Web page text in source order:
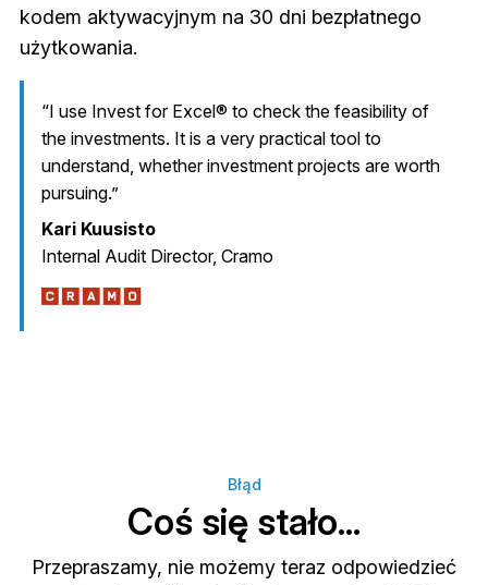
kodem aktywacyjnym na 30 dni bezpłatnego
użytkowania.
“I use Invest for Excel® to check the feasibility of
the investments. It is a very practical tool to
understand, whether investment projects are worth
pursuing.”
Kari Kuusisto
Internal Audit Director, Cramo
Błąd
Coś się stało...
Przepraszamy, nie możemy teraz odpowiedzieć